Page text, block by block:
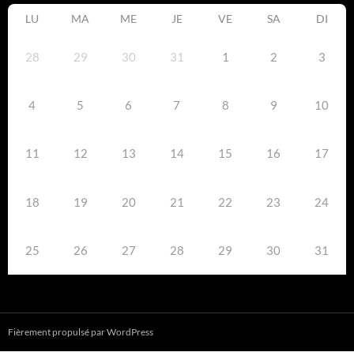
LU MA ME JE VE SA DI
28 29 30 31 1 2 3
4 5 6 7 8 9 10
11 12 13 14 15 16 17
18 19 20 21 22 23 24
25 26 27 28 29 30 31
Fièrement propulsé par WordPress